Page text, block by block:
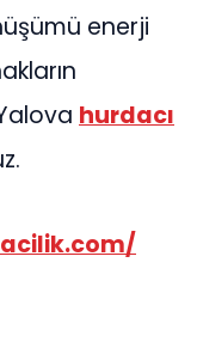
enerji
hurdacı